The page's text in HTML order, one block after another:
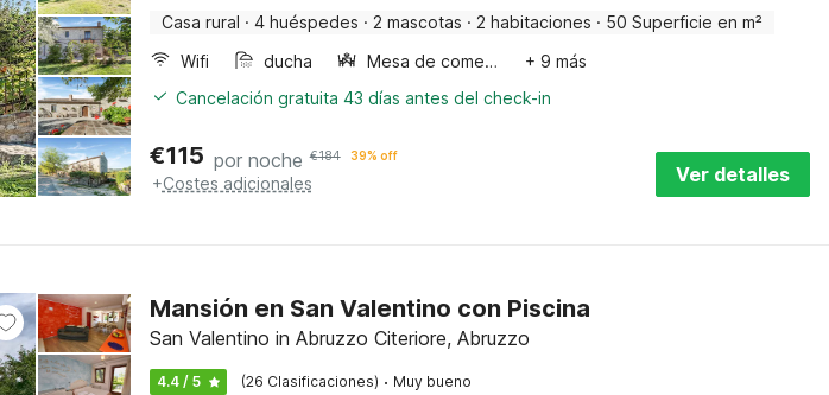
Casa rural · 4 huéspedes · 2 mascotas · 2 habitaciones · 50 Superficie en m²
Wifi
ducha Mesa de comedor
+ 9 más
Cancelación gratuita 43 días antes del check-in
€115 por noche €184 39% off
+Costes adicionales Ver detalles
Mansión en San Valentino con Piscina
San Valentino in Abruzzo Citeriore, Abruzzo
4.4 / 5 (26 Clasificaciones) · Muy bueno